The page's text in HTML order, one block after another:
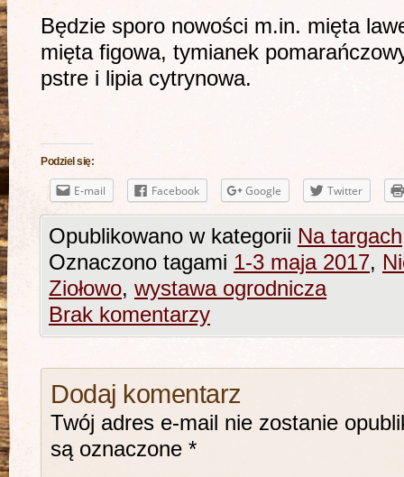
Będzie sporo nowości m.in. mięta
mięta figowa, tymianek
pstre i lipia cytrynowa.
Podziel się:
E-mail Facebook Google Twitter
Opublikowano w kategorii Na targach
Oznaczono tagami 1-3 maja 2017,
Ziołowo, wystawa ogrodnicza
Brak komentarzy
Dodaj komentarz
Twój adres e-mail nie zostanie
są oznaczone *